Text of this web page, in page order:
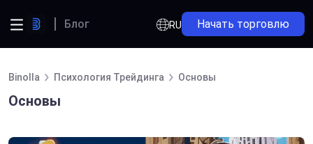
Блог RU Начать торговлю
Binolla Психология Трейдинга Основы
Основы